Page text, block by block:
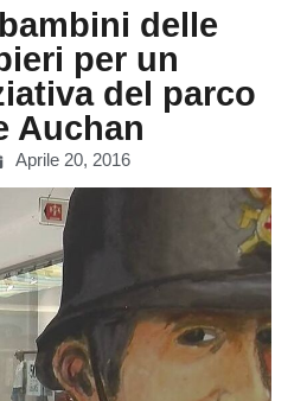
delle
per un
del parco
Auchan
Aprile 20, 2016